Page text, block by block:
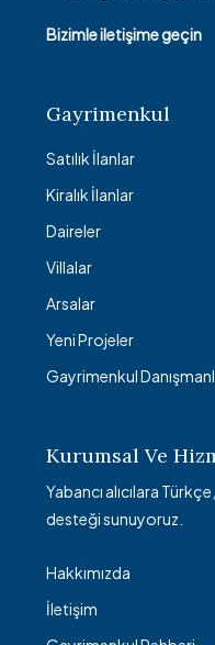
Bizimle iletişime geçin
Gayrimenkul
Satılık İlanlar
Kiralık İlanlar
Daireler
Villalar
Arsalar
Yeni Projeler
Gayrimenkul
Kurumsal Ve
Yabancı alıcılara
desteği sunuyoruz.
Hakkımızda
İletişim